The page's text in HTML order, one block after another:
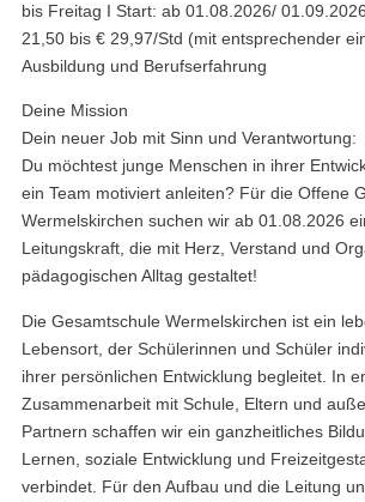
bis Freitag I Start: ab 01.08.2026/
21,50 bis € 29,97/Std (mit entsprechender
Ausbildung und Berufserfahrung
Deine Mission
Dein neuer Job mit Sinn und Verantwortung:
Du möchtest junge Menschen in ihrer
ein Team motiviert anleiten? Für die Offene
Wermelskirchen suchen wir ab 01.08.2026
Leitungskraft, die mit Herz, Verstand und
pädagogischen Alltag gestaltet!
Die Gesamtschule Wermelskirchen ist ein
Lebensort, der Schülerinnen und Schüler
ihrer persönlichen Entwicklung begleitet. In
Zusammenarbeit mit Schule, Eltern und
Partnern schaffen wir ein ganzheitliches
Lernen, soziale Entwicklung und
verbindet. Für den Aufbau und die Leitung